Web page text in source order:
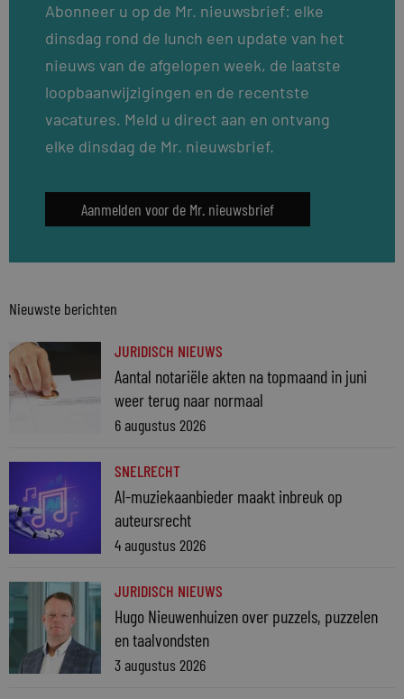
Abonneer u op de Mr. nieuwsbrief: elke
dinsdag rond de lunch een update van het
nieuws van de afgelopen week, de laatste
loopbaanwijzigingen en de recentste
vacatures. Meld u direct aan en ontvang
elke dinsdag de Mr. nieuwsbrief.
Aanmelden voor de Mr. nieuwsbrief
Nieuwste berichten
JURIDISCH NIEUWS
Aantal notariële akten na topmaand in juni
weer terug naar normaal
6 augustus 2026
SNELRECHT
AI-muziekaanbieder maakt inbreuk op
auteursrecht
4 augustus 2026
JURIDISCH NIEUWS
Hugo Nieuwenhuizen over puzzels, puzzelen
en taalvondsten
3 augustus 2026